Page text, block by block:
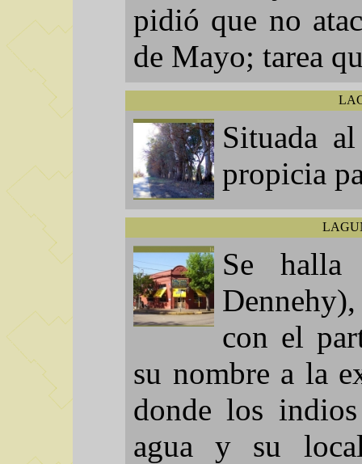
pidió que no
de Mayo; tarea
Situada
propicia
Se
con el
su nombre a la
donde los
agua y su